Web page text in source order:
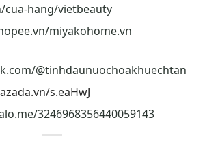
hang/vietbeauty
miyakohome.vn
@tinhdaunuochoakhuechtan
s.eaHwJ
3246968356440059143